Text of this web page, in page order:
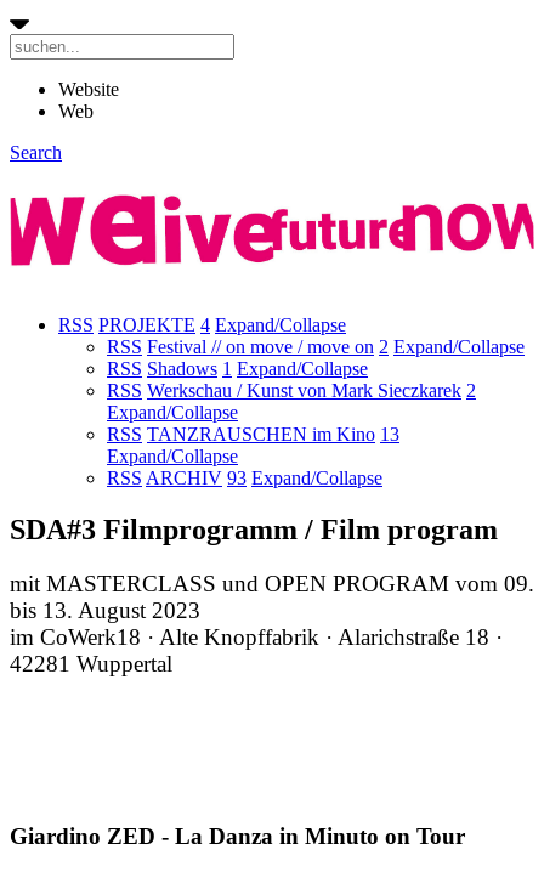
Website
Web
Search
RSS PROJEKTE 4 Expand/Collapse
RSS Festival // on move / move on 2 Expand/Collapse
RSS Shadows 1 Expand/Collapse
RSS Werkschau / Kunst von Mark Sieczkarek 2
Expand/Collapse
RSS TANZRAUSCHEN im Kino 13
Expand/Collapse
RSS ARCHIV 93 Expand/Collapse
SDA#3 Filmprogramm / Film program
mit MASTERCLASS und OPEN PROGRAM vom 09.
bis 13. August 2023
im CoWerk18 · Alte Knopffabrik · Alarichstraße 18 ·
42281 Wuppertal
Giardino ZED - La Danza in Minuto on Tour